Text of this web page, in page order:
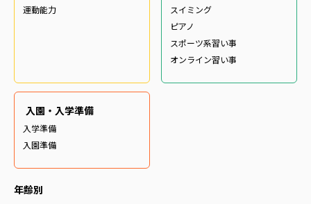
運動能力
スイミング
ピアノ
スポーツ系習い事
オンライン習い事
入園・入学準備
入学準備
入園準備
年齢別